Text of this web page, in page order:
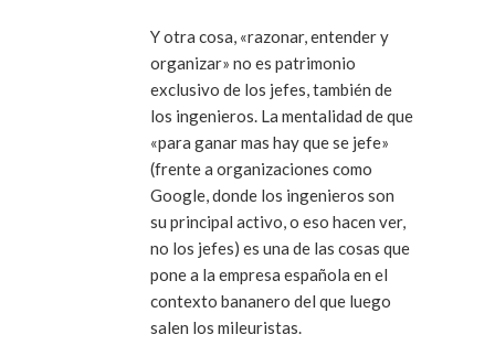
Y otra cosa, «razonar, entender y
organizar» no es patrimonio
exclusivo de los jefes, también de
los ingenieros. La mentalidad de que
«para ganar mas hay que se jefe»
(frente a organizaciones como
Google, donde los ingenieros son
su principal activo, o eso hacen ver,
no los jefes) es una de las cosas que
pone a la empresa española en el
contexto bananero del que luego
salen los mileuristas.